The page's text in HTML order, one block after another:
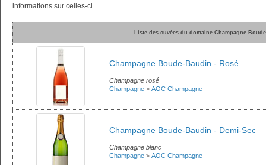
informations sur celles-ci.
Liste des cuvées du domaine Champagne
Champagne Boude-Baudin - Rosé
Champagne rosé
Champagne > AOC Champagne
Champagne Boude-Baudin - Demi-Sec
Champagne blanc
Champagne > AOC Champagne